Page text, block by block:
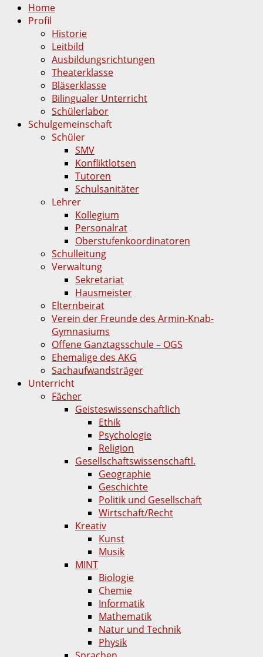
Home
Profil
Historie
Leitbild
Ausbildungsrichtungen
Theaterklasse
Bläserklasse
Bilingualer Unterricht
Schülerlabor
Schulgemeinschaft
Schüler
SMV
Konfliktlotsen
Tutoren
Schulsanitäter
Lehrer
Kollegium
Personalrat
Oberstufenkoordinatoren
Schulleitung
Verwaltung
Sekretariat
Hausmeister
Elternbeirat
Verein der Freunde des Armin-Knab-
Gymnasiums
Offene Ganztagsschule – OGS
Ehemalige des AKG
Sachaufwandsträger
Unterricht
Fächer
Geisteswissenschaftlich
Ethik
Psychologie
Religion
Gesellschaftswissenschaftl.
Geographie
Geschichte
Politik und Gesellschaft
Wirtschaft/Recht
Kreativ
Kunst
Musik
MINT
Biologie
Chemie
Informatik
Mathematik
Natur und Technik
Physik